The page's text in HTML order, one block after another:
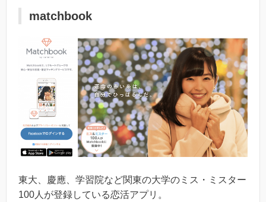
matchbook
東大、慶應、学習院など関東の大学のミス・ミスター
100人が登録している恋活アプリ。